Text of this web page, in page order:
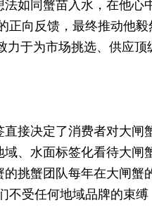
如同蟹苗入水，在他心
向反馈，最终推动他
于为市场挑选、供应
接决定了消费者对大闸
、水面标签化看待大闸
挑蟹团队每年在大闸蟹
受任何地域品牌的束缚